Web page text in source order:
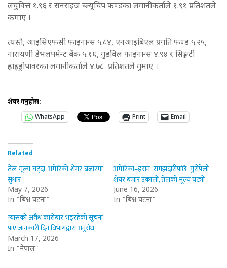
लघुवित्त १.९६ र सनराइज ब्ल्यूचिप फण्डका लगानीकर्ताले १.९१ प्रतिशतले
कमाए ।
त्यस्तै, आइसिएफसी फाइनान्स ५.८४, एनआइबिएल प्रगति फण्ड ५.२५,
नारायणी डेभलपमेन्ट बैंक ५.१६, गुडविल फाइनान्स ४.९४ र सिङ्गटी
हाइड्रोपावरका लगानीकर्ताले ४.७८ प्रतिशतले गुमाए ।
शेयर गर्नुहोस:
WhatsApp
Print Email
Related
तेल मूल्य घट्दा अमेरिकी शेयर बजारमा
सुधार
May 7, 2026
In "बिश्व घटना"
अमेरिका–इरान समझदारीपछि युरोपेली
शेयर बजार उकालो, तेलको मूल्य घट्यो
June 16, 2026
In "बिश्व घटना"
ग्यासको अवैध कारोबार भइरहेको सूचना
पाए जानकारी दिन विभागद्वारा अनुरोध
March 17, 2026
In "नेपाल"